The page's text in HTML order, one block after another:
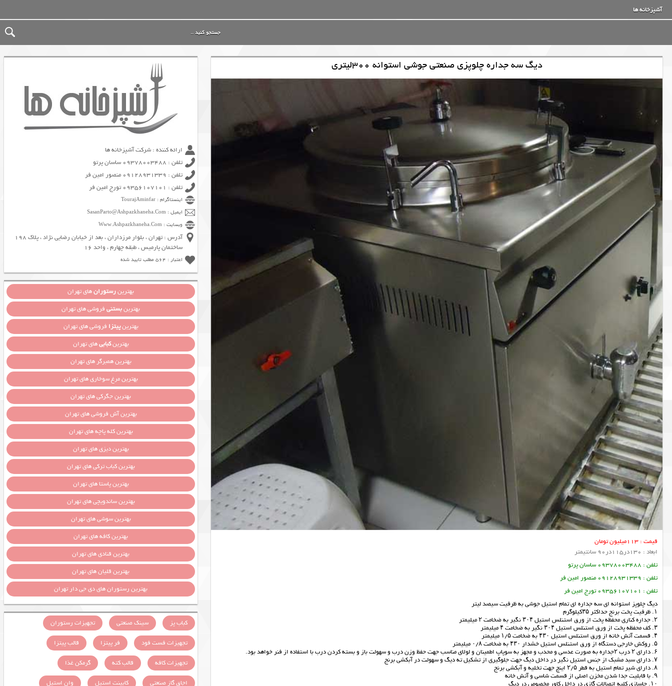
آشپزخانه ها
دیگ سه جداره چلوپزی صنعتی جوشی استوانه 300لیتری
قیمت : 113میلیون تومان
ابعاد : 130در115در90 سانتیمتر
تلفن : 09378003488 ساسان پرتو
تلفن : 09128931339 منصور امین فر
تلفن : 09356107101 تورج امین فر
دیگ چلوپز استوانه ای سه جداره ای تمام استیل جوشی به ظرفیت سیصد لیتر
۱. ظرفیت پخت برنج حداکثر ۳۵کیلوگرم
۲. جداره کناری محفظه پخت از ورق استنلس استیل ۳۰۴ نگیر به ضخامت ۲ میلیمتر
۳. کف محفظه پخت از ورق استنلس استیل ۳۰۴ نگیر به ضخامت ۴ میلیمتر
۴. قسمت آتش خانه از ورق استنلس استیل ۴۳۰ به ضخامت ۱/۵ میلیمتر
۵. روکش خارجی دستگاه از ورق استنلس استیل خشدار ۴۳۰ به ضخامت ۰/۸ میلیمتر
۶. دارای ۲ درب ۲جداره به صورت عدسی و محدب و مجهز به سوپاپ اطمینان و لولای مناسب جهت حفظ وزن درب و سهولت باز و بسته کردن درب با استفاده از فنر خواهد بود.
۷. دارای سبد مشبک از جنس استیل نگیر در داخل دیگ جهت جلوگیری از تشکیل ته دیگ و سهولت در آبکشی برنج
۸. دارای شیر تمام استیل به قطر ۲/۵ اینچ جهت تخلیه و آبکشی برنج
۹. با قابلیت جدا شدن مخزن اصلی از قسمت شاسی و آتش خانه
ارائه کننده : شرکت آشپزخانه ها
تلفن : 09378003488 ساسان پرتو
تلفن : 09128931339 منصور امین فر
تلفن : 09356107101 تورج امین فر
اینستاگرام : TourajAminfar
ایمیل : SasanParto@Ashpazkhaneha.Com
وبسایت : Www.Ashpazkhaneha.Com
آدرس : تهران ، بلوار مرزداران ، بعد از خیابان رضایی نژاد ، پلاک 198
ساختمان پارمیس ، طبقه چهارم ، واحد 16
اعتبار : 564 مطلب تایید شده
بهترینرستورانهای تهران
بهترینبستنیفروشی های تهران
بهترینپیتزا فروشی های تهران
بهترینکبابیهای تهران
بهترین همبرگر های تهران
بهترین مرغ سوخاری های تهران
بهترین جگرکی های تهران
بهترین آش فروشی های تهران
بهترین کله پاچه های تهران
بهترین دیزی های تهران
بهترین کباب ترکی های تهران
بهترین پاستا های تهران
بهترین ساندویچی های تهران
بهترین سوشی های تهران
بهترین کافه های تهران
بهترین قنادی های تهران
بهترین قلیان های تهران
بهترین رستوران های دی جی دار تهران
کباب پز سینک صنعتی
تجهیزات رستوران
تجهیزات فست فود
فر پیتزا
قالب پیتزا
تجهیزات کافه
قالب کته
گرمکن غذا
اجاق گاز صنعتی
کابینت استیل
وان استیل